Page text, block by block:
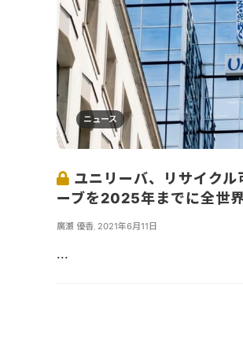
ニュース
ユニリーバ、リサイク
ーブを2025年までに全世
廣瀬 優香 2021年6月11日
...